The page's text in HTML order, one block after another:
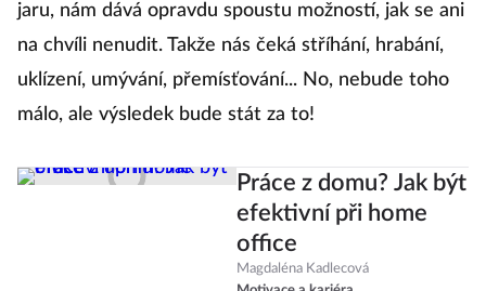
jaru, nám dává opravdu spoustu možností, jak se ani
na chvíli nenudit. Takže nás čeká stříhání, hrabání,
uklízení, umývání, přemísťování... No, nebude toho
málo, ale výsledek bude stát za to!
Práce z domu? Jak být
efektivní při home
office
Magdaléna Kadlecová